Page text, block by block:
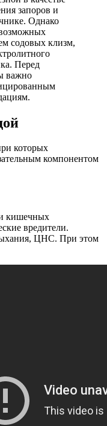
запоров и
Однако
содовых клизм,
Перед
важно
которых
компонентом
кишечных
вредители.
ЦНС. При этом